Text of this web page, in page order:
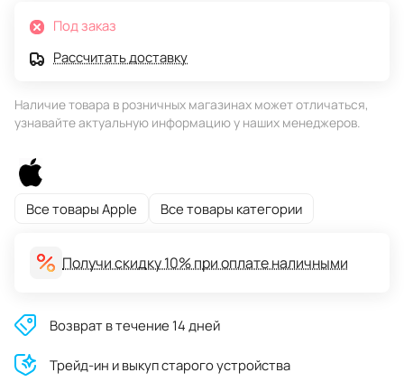
Под заказ
Рассчитать доставку
Наличие товара в розничных магазинах может отличаться,
узнавайте актуальную информацию у наших менеджеров.
Все товары Apple Все товары категории
Получи скидку 10% при оплате наличными
Возврат в течение 14 дней
Трейд-ин и выкуп старого устройства